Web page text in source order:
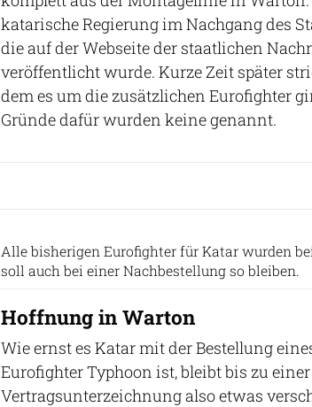
katarische Regierung im Nachgang des
die auf der Webseite der staatlichen
veröffentlicht wurde. Kurze Zeit später
dem es um die zusätzlichen Eurofighter
Gründe dafür wurden keine genannt.
Alle bisherigen Eurofighter für Katar wurden
soll auch bei einer Nachbestellung so bleiben.
Hoffnung in Warton
Wie ernst es Katar mit der Bestellung
Eurofighter Typhoon ist, bleibt bis zu
Vertragsunterzeichnung also etwas